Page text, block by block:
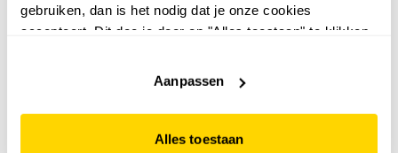
gebruiken, dan is het nodig dat je onze cookies
accepteert. Dit doe je door op "Alles toestaan" te klikken.
website niet optimaal functioneert.
Aanpassen
Alles toestaan